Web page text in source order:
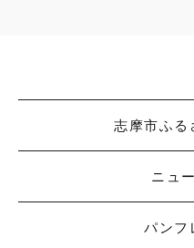
志摩市ふる
ニュ
パンフ